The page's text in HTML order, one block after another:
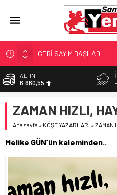
GERİ SAYIM BAŞLADI
SAMSUNSPOR’DA
‘BAFRA’YA YATIRIM YAPIN!’
YÖNETİCİ SEÇERKEN
ALTIN
6.660,55
13.779,39
DOLAR
55,1881
ZAMAN HIZLI,
Anasayfa » KÖŞE YAZARLARI »ZAMAN
Melike GÜN’ün kaleminden..